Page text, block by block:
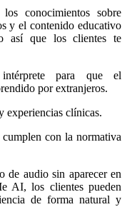
conocimientos sobre
y el contenido educativo
así que los clientes te
para que el
por extranjeros.
experiencias clínicas.
cumplen con la normativa
de audio sin aparecer en
AI, los clientes pueden
de forma natural y